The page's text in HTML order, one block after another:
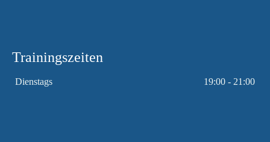
Trainingszeiten
Dienstags 19:00 - 21:00